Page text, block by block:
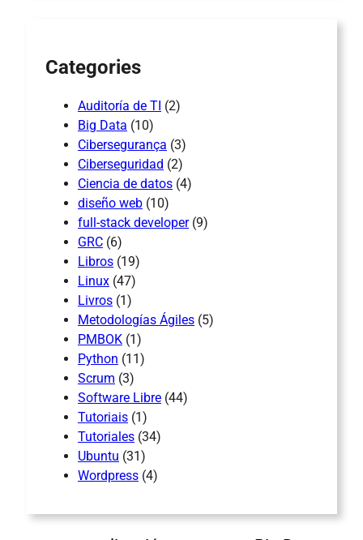
Categories
Auditoría de TI (2)
Big Data (10)
Cibersegurança (3)
Ciberseguridad (2)
Ciencia de datos (4)
diseño web (10)
full-stack developer(9)
GRC (6)
Libros (19)
Linux (47)
Livros (1)
Metodologías Ágiles (5)
PMBOK (1)
Python (11)
Scrum (3)
Software Libre (44)
Tutoriais (1)
Tutoriales (34)
Ubuntu (31)
Wordpress (4)